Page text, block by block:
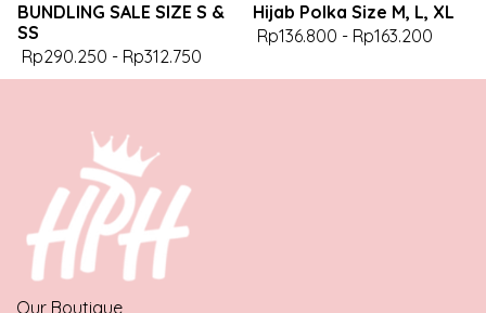
BUNDLING SALE SIZE S &
SS
Rp290.250 - Rp312.750
Hijab Polka Size M, L, XL
Rp136.800 - Rp163.200
Our Boutique